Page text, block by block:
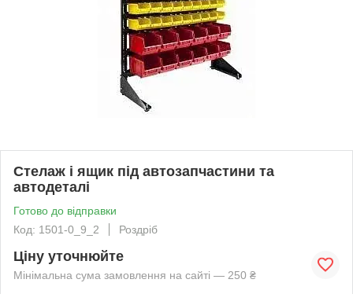
Стелаж і ящик під автозапчастини та
автодеталі
Готово до відправки
Код: 1501-0_9_2
Роздріб
Ціну уточнюйте
Мінімальна сума замовлення на сайті — 250 ₴